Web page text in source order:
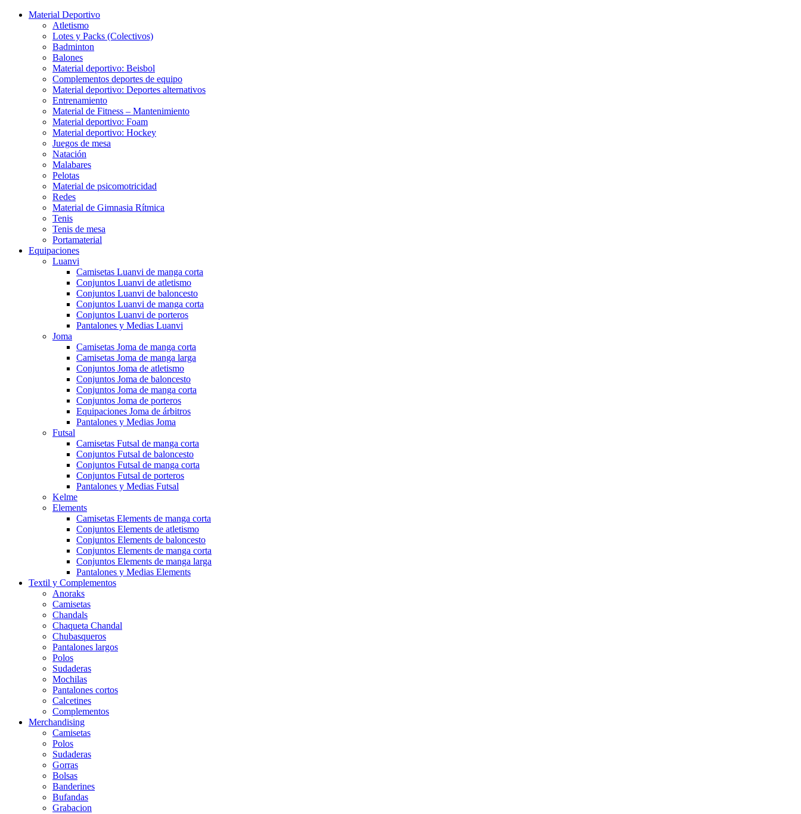
Material Deportivo
Atletismo
Lotes y Packs (Colectivos)
Badminton
Balones
Material deportivo: Beisbol
Complementos deportes de equipo
Material deportivo: Deportes alternativos
Entrenamiento
Material de Fitness – Mantenimiento
Material deportivo: Foam
Material deportivo: Hockey
Juegos de mesa
Natación
Malabares
Pelotas
Material de psicomotricidad
Redes
Material de Gimnasia Rítmica
Tenis
Tenis de mesa
Portamaterial
Equipaciones
Luanvi
Camisetas Luanvi de manga corta
Conjuntos Luanvi de atletismo
Conjuntos Luanvi de baloncesto
Conjuntos Luanvi de manga corta
Conjuntos Luanvi de porteros
Pantalones y Medias Luanvi
Joma
Camisetas Joma de manga corta
Camisetas Joma de manga larga
Conjuntos Joma de atletismo
Conjuntos Joma de baloncesto
Conjuntos Joma de manga corta
Conjuntos Joma de porteros
Equipaciones Joma de árbitros
Pantalones y Medias Joma
Futsal
Camisetas Futsal de manga corta
Conjuntos Futsal de baloncesto
Conjuntos Futsal de manga corta
Conjuntos Futsal de porteros
Pantalones y Medias Futsal
Kelme
Elements
Camisetas Elements de manga corta
Conjuntos Elements de atletismo
Conjuntos Elements de baloncesto
Conjuntos Elements de manga corta
Conjuntos Elements de manga larga
Pantalones y Medias Elements
Textil y Complementos
Anoraks
Camisetas
Chandals
Chaqueta Chandal
Chubasqueros
Pantalones largos
Polos
Sudaderas
Mochilas
Pantalones cortos
Calcetines
Complementos
Merchandising
Camisetas
Polos
Sudaderas
Gorras
Bolsas
Banderines
Bufandas
Grabacion